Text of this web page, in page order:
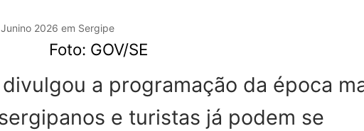
Foto: GOV/SE
a programação da época
e turistas já podem se